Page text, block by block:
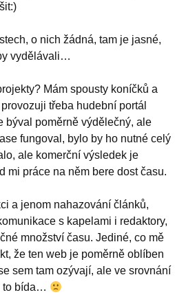
o nich žádná, tam je jasné,
vydělávali…
Mám spousty koníčků a
třeba hudební portál
býval poměrně výdělečný, ale
fungoval, bylo by ho nutné celý
ale komerční výsledek je
mi práce na něm bere dost času.
a jenom nahazování článků,
s kapelami i redaktory,
množství času. Jediné, co mě
že ten web je poměrně oblíben
sem tam ozývají, ale ve srovnání
to bída…